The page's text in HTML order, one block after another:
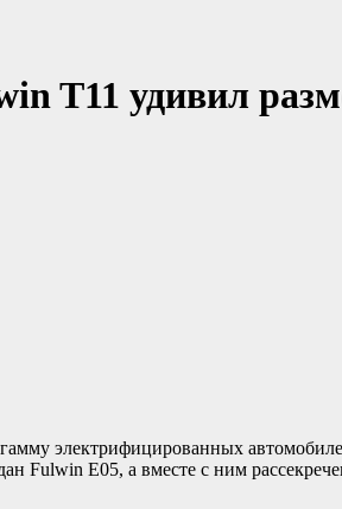
T11 удивил
электрифицированных
Fulwin E05, а вместе с ним